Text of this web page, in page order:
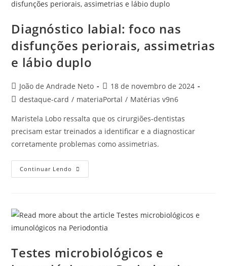
Diagnóstico labial: foco nas
disfunções periorais, assimetrias
e lábio duplo
João de Andrade Neto
18 de novembro de 2024
destaque-card / materiaPortal / Matérias v9n6
Maristela Lobo ressalta que os cirurgiões-dentistas
precisam estar treinados a identificar e a diagnosticar
corretamente problemas como assimetrias.
Continuar Lendo
Testes microbiológicos e